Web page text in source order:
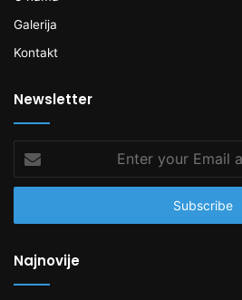
Galerija
Kontakt
Newsletter
your
Email
Najnovije